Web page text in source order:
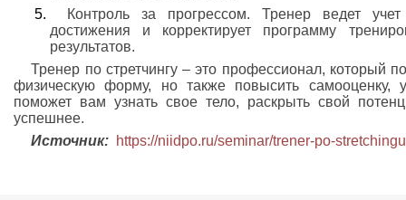
Контроль за прогрессом. Тренер ведет
достижения и корректирует программу
результатов.
Тренер по стретчингу – это профессионал, который
физическую форму, но также повысить самооценку,
поможет вам узнать свое тело, раскрыть свой
успешнее.
Источник: https://niidpo.ru/seminar/trener-po-stretchingu